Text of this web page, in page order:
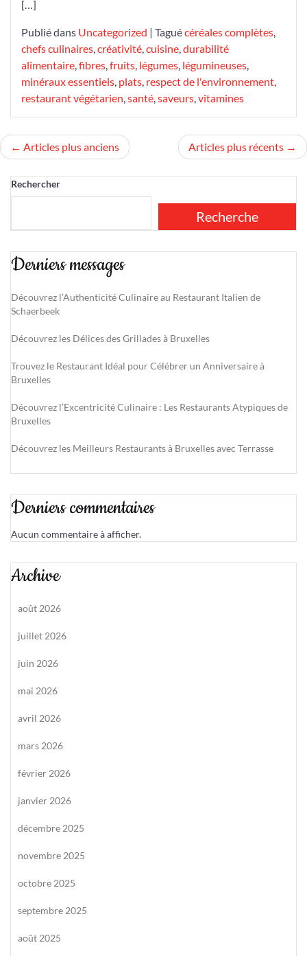
[…]
Publié dans Uncategorized | Taguécéréales complètes,
chefs culinaires,créativité,cuisine,durabilité
alimentaire,fibres,fruits, légumes, légumineuses,
minéraux essentiels, plats, respect de l'environnement,
restaurant végétarien,santé,saveurs,vitamines
Navigation
des
articles
Articles plus anciens Articles plus récents
Rechercher
Recherche
Derniers messages
Découvrez l’Authenticité Culinaire au Restaurant Italien de
Schaerbeek
Découvrez les Délices des Grillades à Bruxelles
Trouvez le Restaurant Idéal pour Célébrer un Anniversaire à
Bruxelles
Découvrez l’Excentricité Culinaire : Les Restaurants Atypiques de
Bruxelles
Découvrez les Meilleurs Restaurants à Bruxelles avec Terrasse
Derniers commentaires
Aucun commentaire à afficher.
Archive
août 2026
juillet 2026
juin 2026
mai 2026
avril 2026
mars 2026
février 2026
janvier 2026
décembre 2025
novembre 2025
octobre 2025
septembre 2025
août 2025